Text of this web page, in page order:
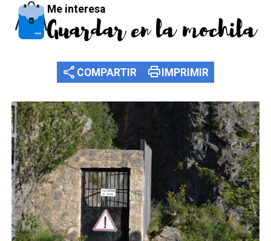
Me interesa
Guardar en la mochila
share COMPARTIR printIMPRIMIR